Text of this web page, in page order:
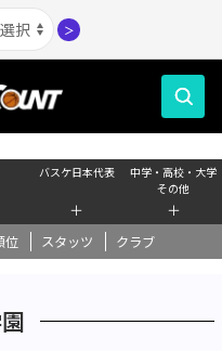
＞
バスケ日本代表
＋
中学・高校・大学
その他
＋
位 スタッツ クラブ